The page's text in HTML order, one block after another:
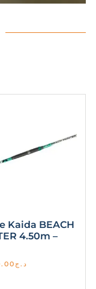
Kaida BEACH
4.50m –
د.ج